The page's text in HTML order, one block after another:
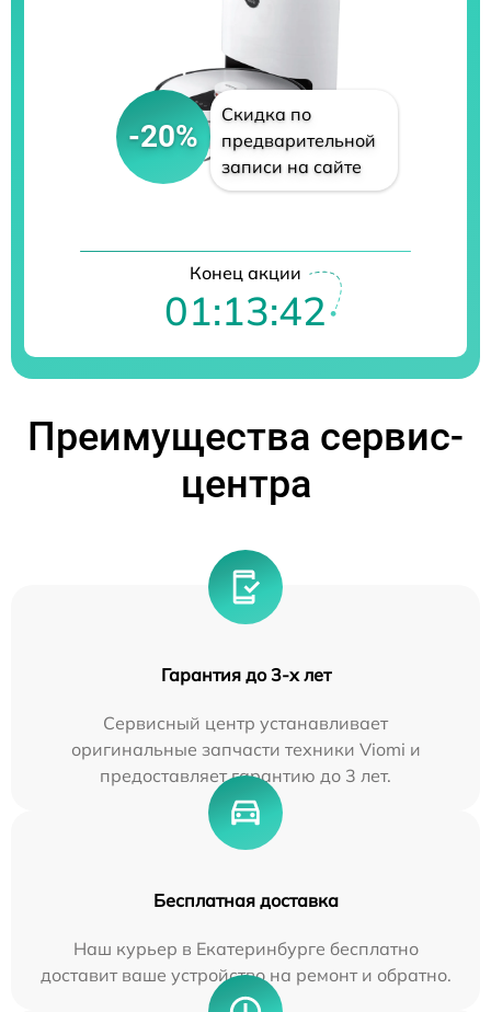
-20%
Скидка по
предварительной
записи на сайте
Конец акции
01:13:41
Преимущества сервис-
центра
Гарантия до 3-х лет
Сервисный центр устанавливает
оригинальные запчасти техники Viomi и
предоставляет гарантию до 3 лет.
Бесплатная доставка
Наш курьер в Екатеринбурге бесплатно
доставит ваше устройство на ремонт и обратно.